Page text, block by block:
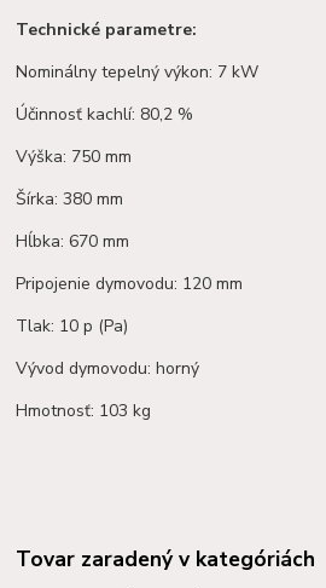
Technické parametre:
Nominálny tepelný výkon: 7 kW
Účinnosť kachlí: 80,2 %
Výška: 750 mm
Šírka: 380 mm
Hĺbka: 670 mm
Pripojenie dymovodu: 120 mm
Tlak: 10 p (Pa)
Vývod dymovodu: horný
Hmotnosť: 103 kg
Tovar zaradený v kategóriách